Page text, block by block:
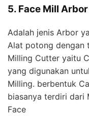
5. Face Mill Arbor
Adalah jenis Arbor
Alat potong dengan
Milling Cutter yaitu
yang digunakan
Milling. berbentuk
biasanya terdiri dari
Face